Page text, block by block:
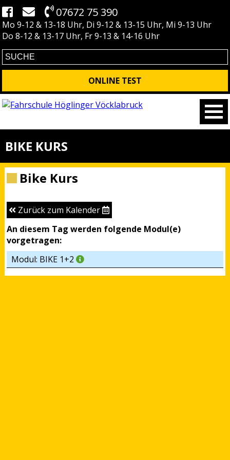
07672 75 390
Mo 9-12 & 13-18 Uhr, Di 9-12 & 13-15 Uhr, Mi 9-13 Uhr
Do 8-12 & 13-17 Uhr, Fr 9-13 & 14-16 Uhr
ONLINE TEST
BIKE KURS
Bike Kurs
Zurück zum Kalender
An diesem Tag werden folgende Modul(e)
vorgetragen:
Modul: BIKE 1+2